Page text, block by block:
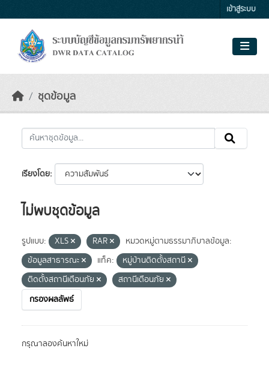
เข้าสู่ระบบ
ชุดข้อมูล
เรียงโดย
ไม่พบชุดข้อมูล
รูปแบบ: XLS RAR
หมวดหมู่ตามธรรมาภิบาลข้อมูล:
ข้อมูลสาธารณะ
แท็ค:
หมู่บ้านติดตั้งสถานี
ติดตั้งสถานีเตือนภัย
สถานีเตือนภัย
กรองผลลัพธ์
กรุณาลองค้นหาใหม่